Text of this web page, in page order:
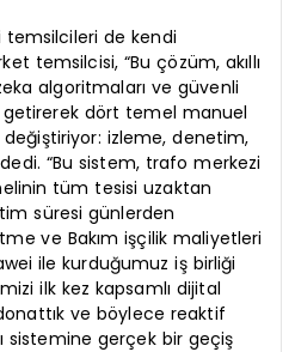
temsilcileri de kendi
temsilcisi, “Bu çözüm, akıllı
algoritmaları ve güvenli
getirerek dört temel manuel
değiştiriyor: izleme, denetim,
“Bu sistem, trafo merkezi
tüm tesisi uzaktan
süresi günlerden
ve Bakım işçilik maliyetleri
ile kurduğumuz iş birliği
ilk kez kapsamlı dijital
ve böylece reaktif
sistemine gerçek bir geçiş